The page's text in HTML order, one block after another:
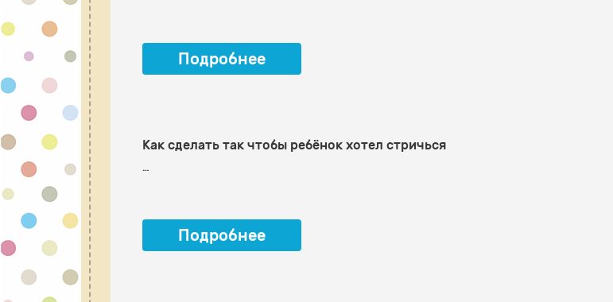
Подробнее
Как сделать так чтобы ребёнок хотел стричься
…
Подробнее